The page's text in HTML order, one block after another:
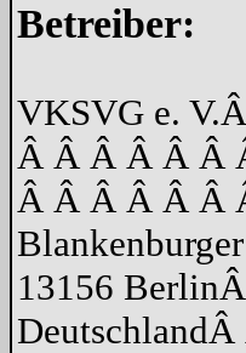
Betreiber:
VKSVG e. V.
Â Â Â Â Â Â
Â Â Â Â Â Â
13156 Berlin
DeutschlandÂ